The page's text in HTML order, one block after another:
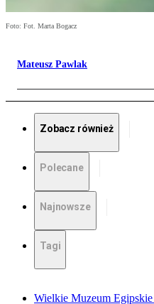
Foto: Fot. Marta Bogacz
Mateusz Pawlak
Zobacz również
Polecane
Najnowsze
Tagi
Wielkie Muzeum